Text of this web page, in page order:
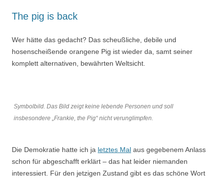
The pig is back
Wer hätte das gedacht? Das scheußliche, debile und
hosenscheißende orangene Pig ist wieder da, samt seiner
komplett alternativen, bewährten Weltsicht.
Symbolbild. Das Bild zeigt keine lebende Personen und soll
insbesondere „Frankie, the Pig“ nicht verunglimpfen.
Die Demokratie hatte ich ja letztes Mal aus gegebenem Anlass
schon für abgeschafft erklärt – das hat leider niemanden
interessiert. Für den jetzigen Zustand gibt es das schöne Wort